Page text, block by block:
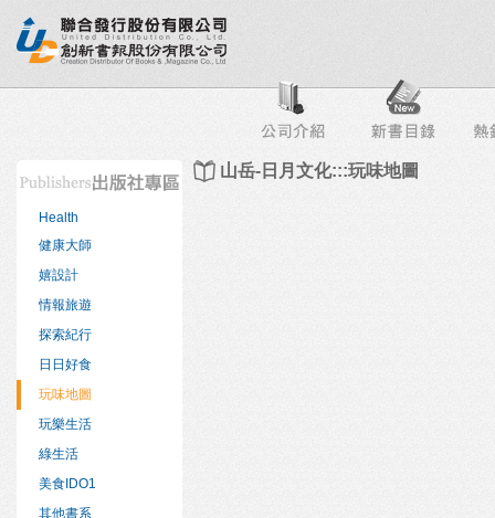
榜 出版社專區 書店專區 目錄下載 會員服務
Health
健康大師
嬉設計
情報旅遊
探索紀行
日日好食
玩味地圖
玩樂生活
綠生活
美食IDO1
其他書系
山岳-日月文化:::玩味地圖